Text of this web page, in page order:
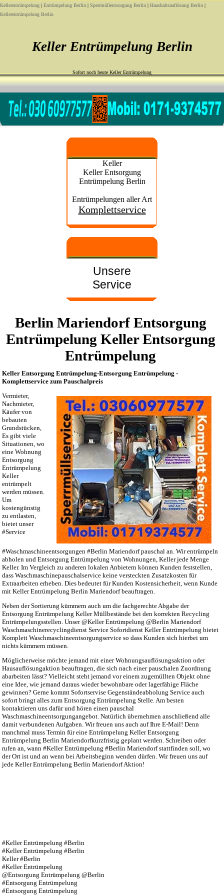
Kellerentrümpelung | Entrümpelung Berlin | Sperrmüllentsorgung Berlin | Haushaltsauflösung Berlin |
Kellerentrümpelung Berlin
Keller Entrümpelung Berlin
Sofort noch heute Keller Entrümpelung
Keller
Keller Entsorgung
Entrümpelung Berlin
Entrümpelungen aller Art
Komplettservice
Unsere
Service
Berlin Mariendorf Entsorgung
Entrümpelung Keller Entsorgung
Entrümpelung
Keller Entsorgung Entrümpelung-Entsorgung Entrümpelung -
Komplettservice zum Pauschalpreis
Vermieter,
Nachmieter,
Käufer von
bebauten
Grundstücken,
Es gibt viele
Situationen, wo
eine Wohnung
Entsorgung
Entrümpelung
Keller
entrümpelt
werden müssen.
Um
kostengünstig
zu entlasten,
bietet unser
#Service
#Waschmaschineentsorgungen #Berlin Mariendorf pauschal an. Wir entrümpeln
abholen und Entsorgung Entrümpelung von Wohnungen, Keller jede Menge
Keller. Im Vergleich zu anderen lokalen Anbietern können Kunden feststellen,
dass Waschmaschinepauschalservice keine versteckten Zusatzkosten für
Extraarbeiten erheben. Dies bedeutet für Kunden Kostensicherheit, wenn Kunde
mit Keller Entrümpelung Berlin Mariendorf beauftragen.
Neben der Sortierung kümmern auch um die fachgerechte Abgabe der
Entsorgung Entrümpelung Keller Müllbestände bei den korrekten Recycling
Entrümpelungsstellen. Unser @Keller Entrümpelung @Berlin Mariendorf
Waschmaschinerecyclingdienst Service Sofortdienst Keller Entrümpelung bietet
Komplett Waschmaschineentsorgungservice so dass Kunden sich hierbei um
nichts kümmern müssen.
Möglicherweise möchte jemand mit einer Wohnungsauflösungsaktion oder
Hausauflösungaktion beauftragen, die sich nach einer pauschalen Zuordnung
abarbeiten lässt? Vielleicht steht jemand vor einem zugemüllten Objekt ohne
eine Idee, wie jemand daraus wieder bewohnbare oder lagerfähige Fläche
gewinnen? Gerne kommt Sofortservise Gegenständeabholung Service auch
sofort bringt alles zum Entsorgung Entrümpelung Stelle. Am besten
kontaktieren uns dafür und hören einen pauschal
Waschmaschineentsorgungangebot. Natürlich übernehmen anschließend alle
damit verbundenen Aufgaben. Wir freuen uns auch auf Ihre E-Mail! Denn
manchmal muss Termin für eine Entrümpelung Keller Entsorgung
Entrümpelung Berlin Mariendorfkurzfristig geplant werden. Schreiben oder
rufen an, wann #Keller Entrümpelung #Berlin Mariendorf stattfinden soll, wo
der Ort ist und an wenn bei Arbeitsbeginn wenden dürfen. Wir freuen uns auf
jede Keller Entrümpelung Berlin Mariendorf Aktion!
#Keller Entrümpelung #Berlin
#Keller Entrümpelung #Berlin
Keller #Berlin
#Keller Entrümpelung
@Entsorgung Entrümpelung @Berlin
#Entsorgung Entrümpelung
#Entsorgung Entrümpelung